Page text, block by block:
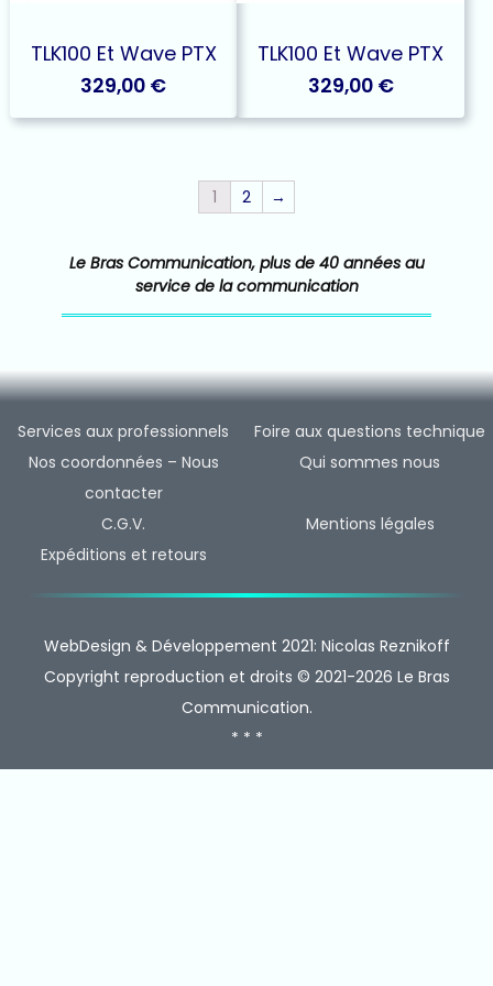
TLK100 Et Wave PTX
329,00 €
TLK100 Et Wave PTX
329,00 €
1 2 →
Le Bras Communication, plus de 40 années au
service de la communication
Services aux professionnels
Foire aux questions technique
Nos coordonnées – Nous
contacter
Qui sommes nous
C.G.V.
Mentions légales
Expéditions et retours
WebDesign & Développement 2021: Nicolas Reznikoff
Copyright reproduction et droits © 2021-2026 Le Bras
Communication.
* * *